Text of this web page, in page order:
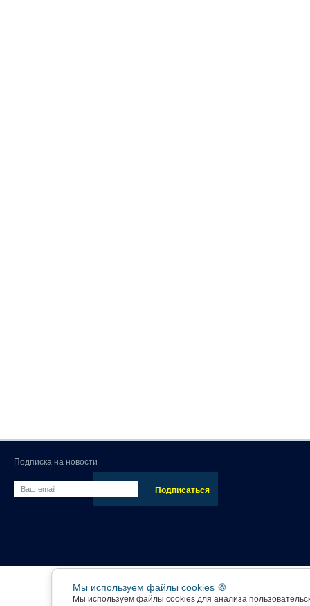
Подписка на новости
Мы используем файлы cookies 🍪
Мы используем файлы cookies для анализа